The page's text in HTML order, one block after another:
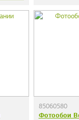
85060580
Фотообои